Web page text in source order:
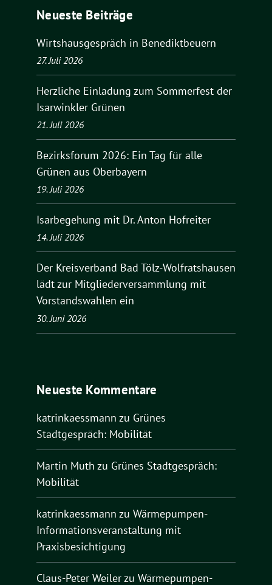
Neueste Beiträge
Wirtshausgespräch in Benediktbeuern
27. Juli 2026
Herzliche Einladung zum Sommerfest der
Isarwinkler Grünen
21. Juli 2026
Bezirksforum 2026: Ein Tag für alle
Grünen aus Oberbayern
19. Juli 2026
Isarbegehung mit Dr. Anton Hofreiter
14. Juli 2026
Der Kreisverband Bad Tölz-Wolfratshausen
lädt zur Mitgliederversammlung mit
Vorstandswahlen ein
30. Juni 2026
Neueste Kommentare
katrinkaessmann zu Grünes
Stadtgespräch: Mobilität
Martin Muth zu Grünes Stadtgespräch:
Mobilität
katrinkaessmann zu Wärmepumpen-
Informationsveranstaltung mit
Praxisbesichtigung
Claus-Peter Weilerzu Wärmepumpen-